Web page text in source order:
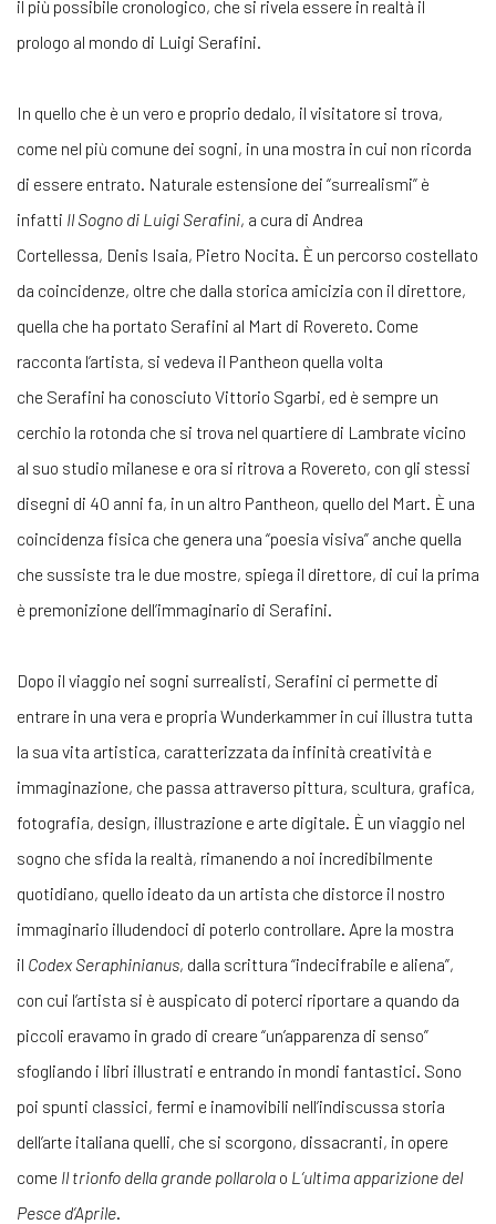
il più possibile cronologico, che si rivela essere in realtà il
prologo al mondo di Luigi Serafini.
In quello che è un vero e proprio dedalo, il visitatore si trova,
come nel più comune dei sogni, in una mostra in cui non ricorda
di essere entrato. Naturale estensione dei “surrealismi” è
infatti Il Sogno di Luigi Serafini, a cura di Andrea
Cortellessa, Denis Isaia, Pietro Nocita. È un percorso costellato
da coincidenze, oltre che dalla storica amicizia con il direttore,
quella che ha portato Serafini al Mart di Rovereto. Come
racconta l’artista, si vedeva il Pantheon quella volta
che Serafini ha conosciuto Vittorio Sgarbi, ed è sempre un
cerchio la rotonda che si trova nel quartiere di Lambrate vicino
al suo studio milanese e ora si ritrova a Rovereto, con gli stessi
disegni di 40 anni fa, in un altro Pantheon, quello del Mart. È una
coincidenza fisica che genera una “poesia visiva” anche quella
che sussiste tra le due mostre, spiega il direttore, di cui la prima
è premonizione dell’immaginario di Serafini.
Dopo il viaggio nei sogni surrealisti, Serafini ci permette di
entrare in una vera e propria Wunderkammer in cui illustra tutta
la sua vita artistica, caratterizzata da infinità creatività e
immaginazione, che passa attraverso pittura, scultura, grafica,
fotografia, design, illustrazione e arte digitale. È un viaggio nel
sogno che sfida la realtà, rimanendo a noi incredibilmente
quotidiano, quello ideato da un artista che distorce il nostro
immaginario illudendoci di poterlo controllare. Apre la mostra
il Codex Seraphinianus, dalla scrittura “indecifrabile e aliena”,
con cui l’artista si è auspicato di poterci riportare a quando da
piccoli eravamo in grado di creare “un’apparenza di senso”
sfogliando i libri illustrati e entrando in mondi fantastici. Sono
poi spunti classici, fermi e inamovibili nell’indiscussa storia
dell’arte italiana quelli, che si scorgono, dissacranti, in opere
come Il trionfo della grande pollarola o L’ultima apparizione del
Pesce d’Aprile.